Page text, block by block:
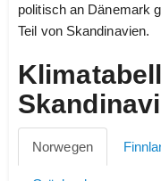
politisch an Dänemark
Teil von Skandinavien.
Norwegen